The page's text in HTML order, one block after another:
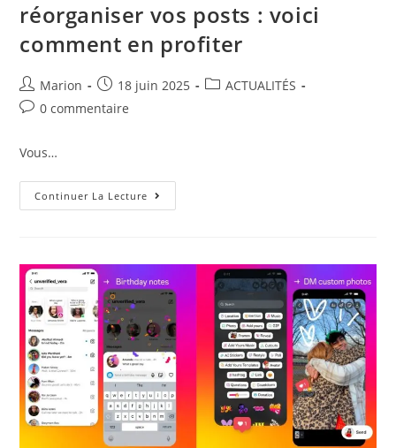
réorganiser vos posts : voici
comment en profiter
Marion 18 juin 2025
ACTUALITÉS
0 commentaire
Vous…
Continuer La Lecture